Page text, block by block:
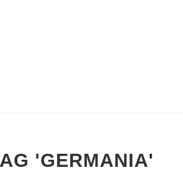
'GERMANIA'